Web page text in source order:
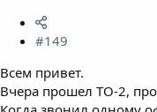
#149
Всем привет.
Вчера прошел ТО-2,